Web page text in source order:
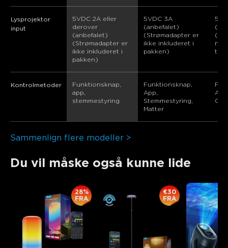
Lysprojektor
input
5VDC 2A eller
derover
(anbefalet)
(Strømadapter er
ikke inkluderet i
pakken)
5VDC 3A
(anbefalet)
(Strømadapter er
ikke inkluderet i
pakken)
not
the
Kontrolmetoder
Funktionsknap,
app,
stemmestyring
Funktionsknap,
App,
Stemmestyring,
Matter
Sammenlign flere modeller >
Du vil måske også kunne lide
28%
FRA
€30
FRA